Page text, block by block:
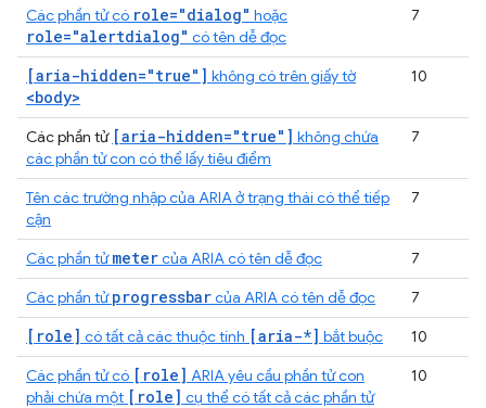
Các phần tử có role="dialog" hoặc
role="alertdialog" có tên dễ đọc
7
[aria-hidden="true"] không có trên giấy tờ
<body>
10
Các phần tử [aria-hidden="true"] không chứa
các phần tử con có thể lấy tiêu điểm
7
Tên các trường nhập của ARIA ở trạng thái có thể tiếp
cận
7
Các phần tửmetercủa ARIA có tên dễ đọc
7
Các phần tửprogressbarcủa ARIA có tên dễ đọc 7
[role] có tất cả các thuộc tính [aria-*] bắt buộc
10
Các phần tử có [role] ARIA yêu cầu phần tử con
phải chứa một [role] cụ thể có tất cả các phần tử
10